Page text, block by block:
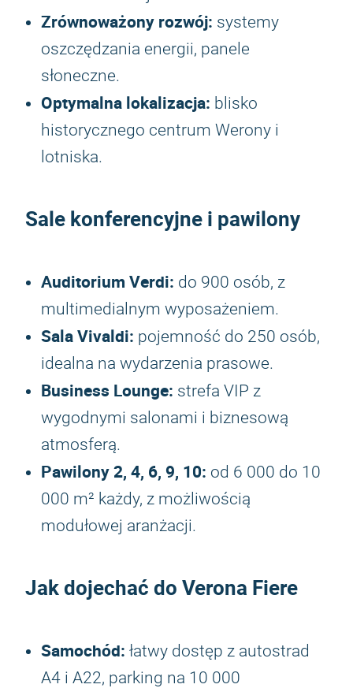
Zrównoważony rozwój: systemy
oszczędzania energii, panele
słoneczne.
Optymalna lokalizacja: blisko
historycznego centrum Werony i
lotniska.
Sale konferencyjne i pawilony
Auditorium Verdi: do 900 osób, z
multimedialnym wyposażeniem.
Sala Vivaldi: pojemność do 250 osób,
idealna na wydarzenia prasowe.
Business Lounge: strefa VIP z
wygodnymi salonami i biznesową
atmosferą.
Pawilony 2, 4, 6, 9, 10: od 6 000 do 10
000 m² każdy, z możliwością
modułowej aranżacji.
Jak dojechać do Verona Fiere
Samochód: łatwy dostęp z autostrad
A4 i A22, parking na 10 000